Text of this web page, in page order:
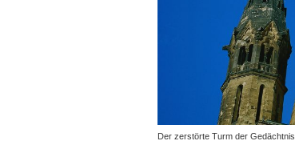
Der zerstörte Turm der